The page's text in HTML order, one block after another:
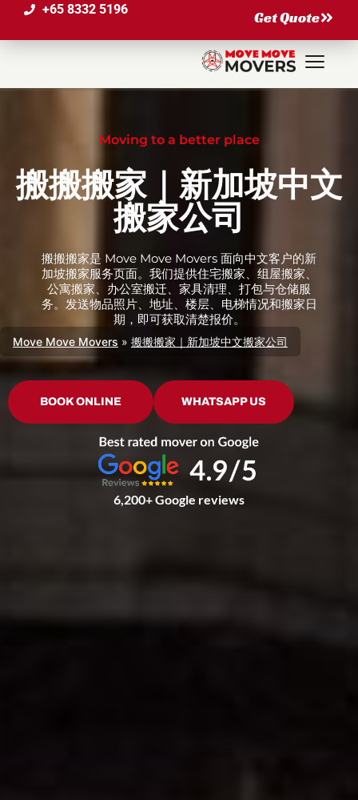
+65 8332 5196 Get Quote
Moving to a better place
搬搬搬家｜新加坡中文
搬家公司
搬搬搬家是 Move Move Movers 面向中文客户的新
加坡搬家服务页面。我们提供住宅搬家、组屋搬家、
公寓搬家、办公室搬迁、家具清理、打包与仓储服
务。发送物品照片、地址、楼层、电梯情况和搬家日
期，即可获取清楚报价。
Move Move Movers » 搬搬搬家｜新加坡中文搬家公司
BOOK ONLINE WHATSAPP US
6,200+ Google reviews